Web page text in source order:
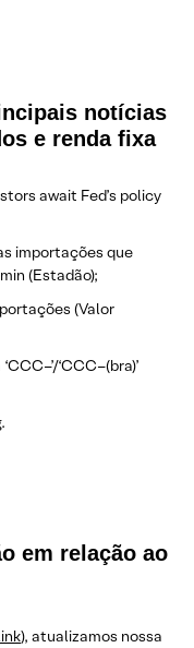
notícias
e renda fixa
await Fed’s policy
importações que
(Estadão);
(Valor
‘CCC–(bra)’
em relação ao
), atualizamos nossa